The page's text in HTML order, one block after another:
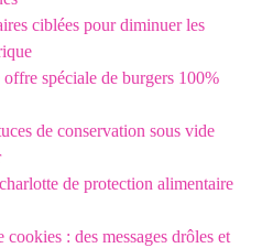
ciblées pour diminuer les
spéciale de burgers 100%
de conservation sous vide
de protection alimentaire
cookies : des messages drôles et